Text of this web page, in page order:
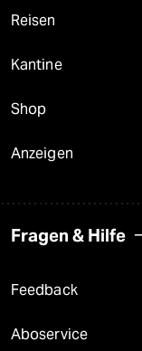
Reisen
Kantine
Shop
Anzeigen
Fragen & Hilfe
Feedback
Aboservice